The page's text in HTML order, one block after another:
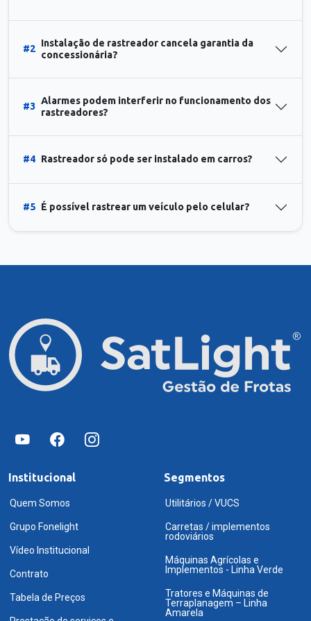
#2
Instalação de rastreador cancela garantia da
concessionária?
#3
Alarmes podem interferir no funcionamento dos
rastreadores?
#4 Rastreador só pode ser instalado em carros?
#5 É possível rastrear um veículo pelo celular?
Institucional
Quem Somos
Grupo Fonelight
Vídeo Institucional
Contrato
Tabela de Preços
Segmentos
Utilitários / VUCS
Carretas / implementos
rodoviários
Máquinas Agrícolas e
Implementos - Linha Verde
Tratores e Máquinas de
Terraplanagem – Linha
Amarela